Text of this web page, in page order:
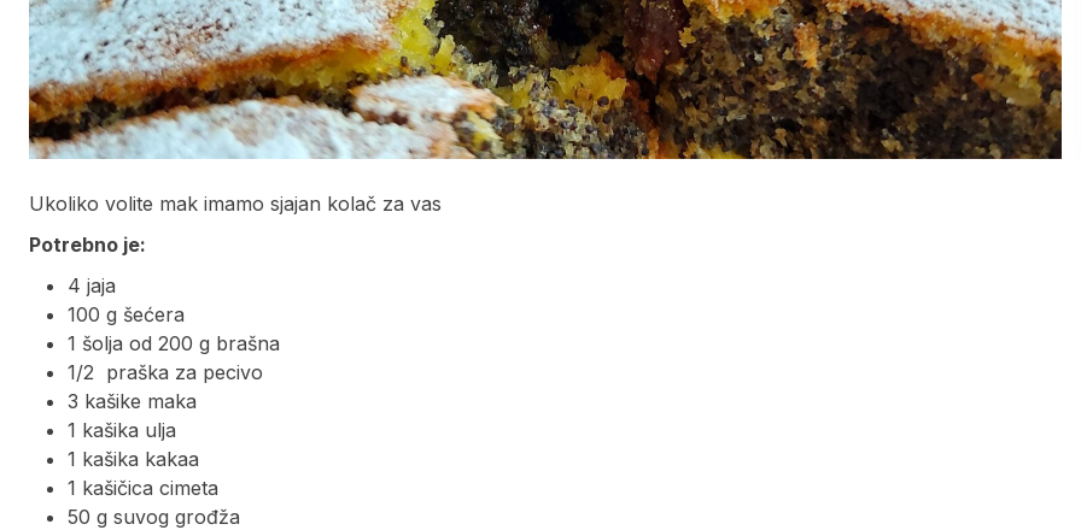
Ukoliko volite mak imamo sjajan kolač za vas
Potrebno je:
4 jaja
100 g šećera
1 šolja od 200 g brašna
1/2 praška za pecivo
3 kašike maka
1 kašika ulja
1 kašika kakaa
1 kašičica cimeta
50 g suvog grođža